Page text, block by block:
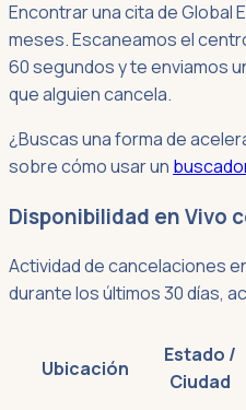
Encontrar una cita de Global
meses. Escaneamos el
60 segundos y te enviamos
que alguien cancela.
¿Buscas una forma de
sobre cómo usar un
Disponibilidad en Vivo
Actividad de cancelaciones
durante los últimos 30 días,
Ubicación
Estado /
Ciudad